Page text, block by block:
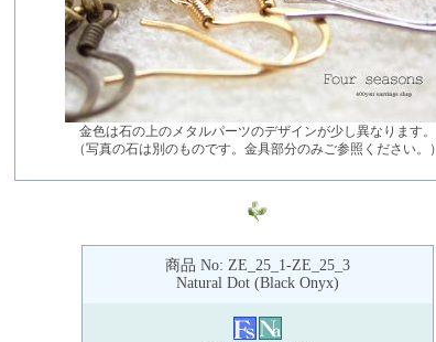
金色は石の上のメタルパーツのデザインが少し異なります。
（写真の石は別のものです。金具部分のみご参照ください。）
商品 No: ZE_25_1-ZE_25_3
Natural Dot (Black Onyx)